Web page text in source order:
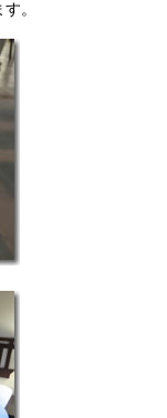
。